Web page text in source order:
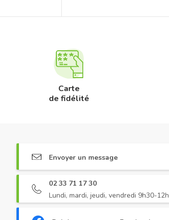
Carte
de fidélité
Envoyer un message
02 33 71 17 30
Lundi, mardi, jeudi, vendredi 9h30-12h